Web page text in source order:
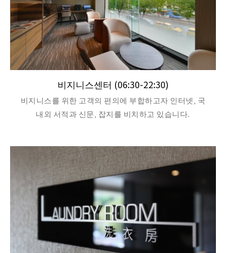
비지니스센터 (06:30-22:30)
비지니스를 위한 고객의 편의에 부합하고자 인터넷, 국
내외 서적과 신문, 잡지를 비치하고 있습니다.